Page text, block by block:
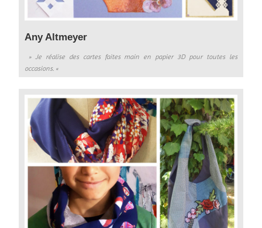
Any Altmeyer
» Je réalise des cartes faites main en papier 3D pour toutes les
occasions. «